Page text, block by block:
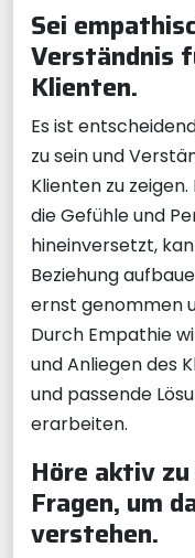
Sei
Verständnis
Klienten.
Es ist
zu sein und
Klienten zu
die Gefühle und
hineinversetzt,
Beziehung
ernst genommen
Durch Empathie
und Anliegen des
und passende
erarbeiten.
Höre aktiv
Fragen, um
verstehen.